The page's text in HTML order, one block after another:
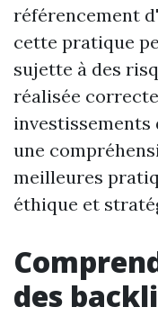
référencement
cette pratique
sujette à des
réalisée
investissements
une
meilleures
éthique et
des